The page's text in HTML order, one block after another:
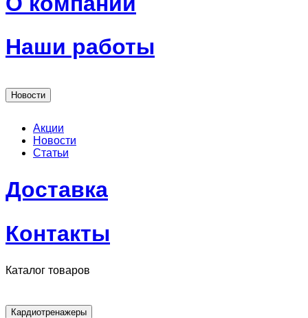
Наши работы
Новости
Акции
Новости
Статьи
Доставка
Контакты
Каталог товаров
Кардиотренажеры